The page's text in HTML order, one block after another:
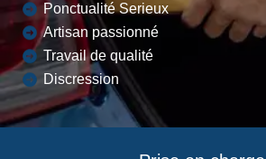
Ponctualité Serieux
Artisan passionné
Travail de qualité
Discression